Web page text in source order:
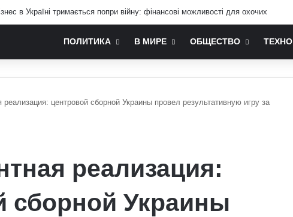
нові операції проти РФ: Зеленський зробив важливу заяву
ПОЛИТИКА В МИРЕ ОБЩЕСТВО ТЕХНО
реализация: центровой сборной Украины провел результативную игру за
реализация:
сборной Украины